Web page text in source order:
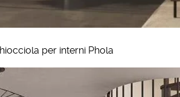
per interni Phola